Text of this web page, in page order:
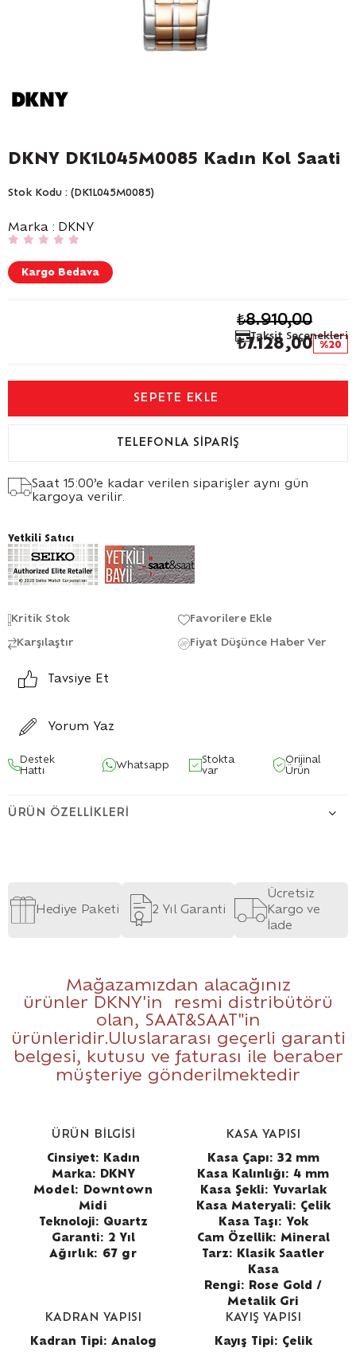
DKNY DK1L045M0085 Kadın Kol Saati
Stok Kodu (DK1L045M0085)
Marka : DKNY
Kargo Bedava
Taksit Seçenekleri
20
₺8.910,00
₺7.128,00
TELEFONLA SIPARIŞ
Saat 15:00’e kadar verilen siparişler aynı gün
kargoya verilir.
Yetkili Satıcı
Kritik Stok Favorilere Ekle
Karşılaştır Fiyat Düşünce Haber Ver
Tavsiye Et
Yorum Yaz
Destek
Hattı
Whatsapp
Stokta
var
Orijinal
Ürün
ÜRÜN ÖZELLIKLERI
Hediye Paketi 2 Yıl Garanti
Ücretsiz
Kargo ve
İade
Mağazamızdan alacağınız
ürünler DKNY'in resmi distribütörü
olan, SAAT&SAAT "in
ürünleridir.Uluslararası geçerli garanti
belgesi, kutusu ve faturası ile beraber
müşteriye gönderilmektedir
ÜRÜN BİLGİSİ
Cinsiyet: Kadın
Marka: DKNY
Model: Downtown
Midi
Teknoloji: Quartz
Garanti: 2 Yıl
Ağırlık: 67 gr
KASA YAPISI
Kasa Çapı: 32 mm
Kasa Kalınlığı: 4 mm
Kasa Şekli: Yuvarlak
Kasa Materyali: Çelik
Kasa Taşı: Yok
Cam Özellik: Mineral
Tarz: Klasik Saatler
Kasa
Rengi: Rose Gold /
Metalik Gri
KADRAN YAPISI
Kadran Tipi: Analog
KAYIŞ YAPISI
Kayış Tipi: Çelik